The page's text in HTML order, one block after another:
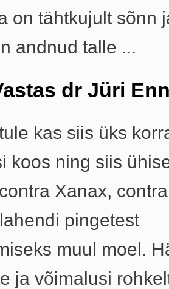
on tähtkujult sõnn
andnud talle ...
dr Jüri
kas siis üks
koos ning siis
Xanax,
pingetest
muul moel.
ja võimalusi